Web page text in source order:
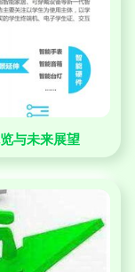
与未来展望